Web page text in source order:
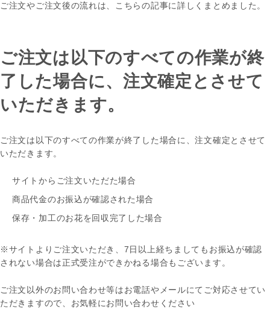
ご注文やご注文後の流れは、こちらの記事に詳しくまとめました。
ご注文は以下のすべての作業が終
了した場合に、注文確定とさせて
いただきます。
ご注文は以下のすべての作業が終了した場合に、注文確定とさせて
いただきます。
サイトからご注文いただた場合
商品代金のお振込が確認された場合
保存・加工のお花を回収完了した場合
※サイトよりご注文いただき、7日以上経ちましてもお振込が確認
されない場合は正式受注ができかねる場合もございます。
ご注文以外のお問い合わせ等はお電話やメールにてご対応させてい
ただきますので、お気軽にお問い合わせください